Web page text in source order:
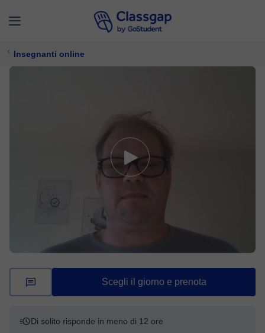
Insegnanti online
83 lezioni
Inglese
Offre prova gratuita
10 €/
Scegli il giorno e prenota
Di solito risponde in meno di 12 ore